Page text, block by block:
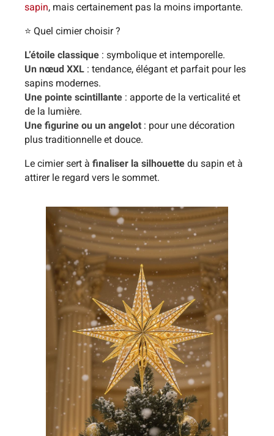
sapin, mais certainement pas la moins importante.
⭐ Quel cimier choisir ?
L’étoile classique : symbolique et intemporelle.
Un nœud XXL : tendance, élégant et parfait pour les
sapins modernes.
Une pointe scintillante : apporte de la verticalité et
de la lumière.
Une figurine ou un angelot : pour une décoration
plus traditionnelle et douce.
Le cimier sert à finaliser la silhouette du sapin et à
attirer le regard vers le sommet.